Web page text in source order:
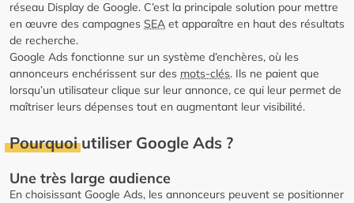
réseau Display de Google. C’est la principale solution pour mettre
en œuvre des campagnes SEA et apparaître en haut des résultats
de recherche.
Google Ads fonctionne sur un système d’enchères, où les
annonceurs enchérissent sur des mots-clés. Ils ne paient que
lorsqu’un utilisateur clique sur leur annonce, ce qui leur permet de
maîtriser leurs dépenses tout en augmentant leur visibilité.
Pourquoi utiliser Google Ads ?
Une très large audience
En choisissant Google Ads, les annonceurs peuvent se positionner